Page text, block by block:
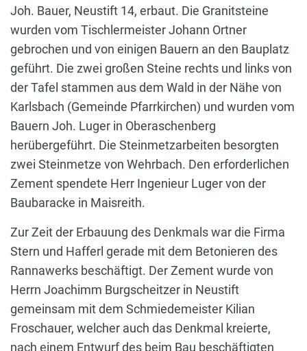
Joh. Bauer, Neustift 14, erbaut. Die Granitsteine
wurden vom Tischlermeister Johann Ortner
gebrochen und von einigen Bauern an den Bauplatz
geführt. Die zwei großen Steine rechts und links von
der Tafel stammen aus dem Wald in der Nähe von
Karlsbach (Gemeinde Pfarrkirchen) und wurden vom
Bauern Joh. Luger in Oberaschenberg
herübergeführt. Die Steinmetzarbeiten besorgten
zwei Steinmetze von Wehrbach. Den erforderlichen
Zement spendete Herr Ingenieur Luger von der
Baubaracke in Maisreith.
Zur Zeit der Erbauung des Denkmals war die Firma
Stern und Hafferl gerade mit dem Betonieren des
Rannawerks beschäftigt. Der Zement wurde von
Herrn Joachimm Burgscheitzer in Neustift
gemeinsam mit dem Schmiedemeister Kilian
Froschauer, welcher auch das Denkmal kreierte,
nach einem Entwurf des beim Bau beschäftigten